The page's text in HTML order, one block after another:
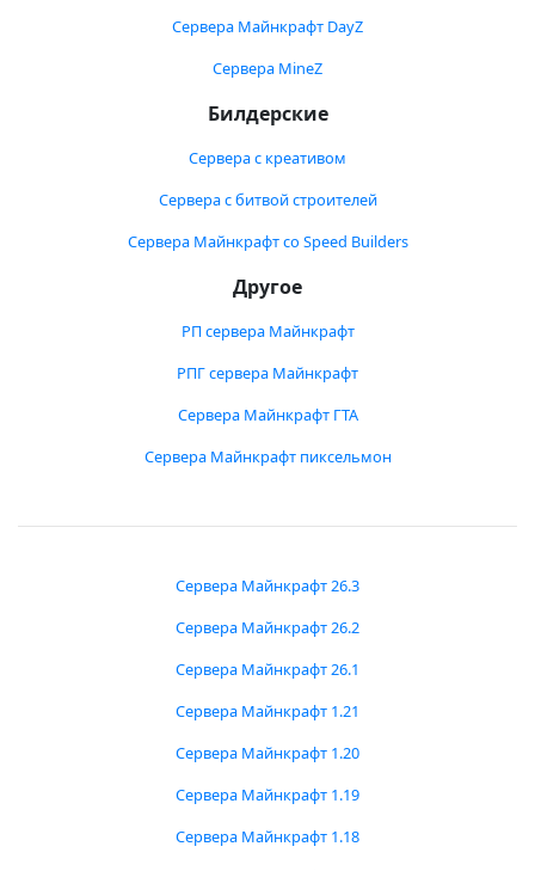
Сервера Майнкрафт DayZ
Сервера MineZ
Билдерские
Сервера с креативом
Сервера с битвой строителей
Сервера Майнкрафт со Speed Builders
Другое
РП сервера Майнкрафт
РПГ сервера Майнкрафт
Сервера Майнкрафт ГТА
Сервера Майнкрафт пиксельмон
Сервера Майнкрафт 26.3
Сервера Майнкрафт 26.2
Сервера Майнкрафт 26.1
Сервера Майнкрафт 1.21
Сервера Майнкрафт 1.20
Сервера Майнкрафт 1.19
Сервера Майнкрафт 1.18